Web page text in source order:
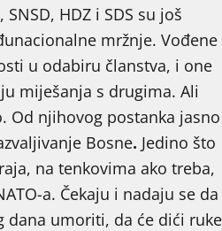
HDZ i SDS su još
mržnje. Vođene
u odabiru članstva, i one
miješanja s drugima. Ali
Od njihovog postanka jasno
Bosne. Jedino što
na tenkovima ako treba,
a. Čekaju i nadaju se da
dana umoriti, da će dići ruke